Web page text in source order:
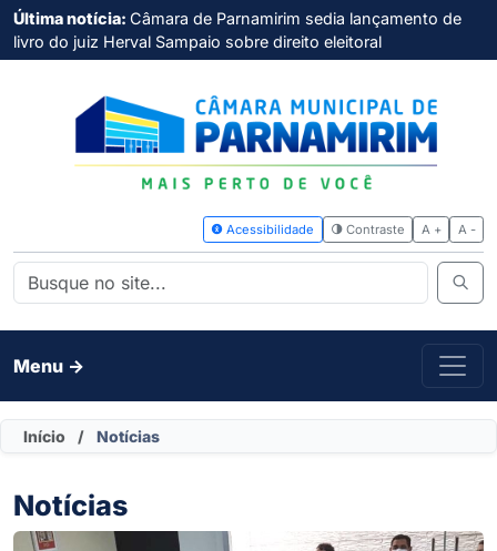
Última notícia: Câmara de Parnamirim sedia lançamento de
livro do juiz Herval Sampaio sobre direito eleitoral
Menu ->
Início / Notícias
Notícias